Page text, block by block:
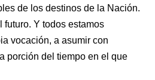
de los destinos de la Nación.
futuro. Y todos estamos
vocación, a asumir con
porción del tiempo en el que